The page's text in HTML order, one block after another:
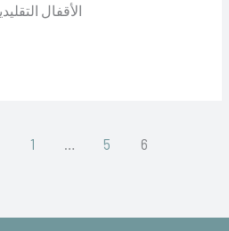
الأقفال
1 5 6